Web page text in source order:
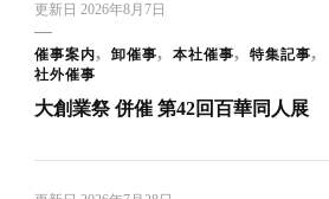
更新日 2026年8月7日
催事案内 卸催事 本社催事
特集記事
社外催事
大創業祭 併催 第42回百華同人展